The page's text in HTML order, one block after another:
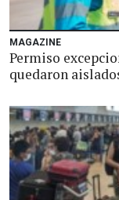
MAGAZINE
Permiso
quedaron